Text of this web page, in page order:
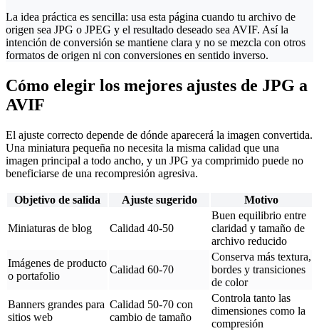
La idea práctica es sencilla: usa esta página cuando tu archivo de
origen sea JPG o JPEG y el resultado deseado sea AVIF. Así la
intención de conversión se mantiene clara y no se mezcla con otros
formatos de origen ni con conversiones en sentido inverso.
Cómo elegir los mejores ajustes de JPG a
AVIF
El ajuste correcto depende de dónde aparecerá la imagen convertida.
Una miniatura pequeña no necesita la misma calidad que una
imagen principal a todo ancho, y un JPG ya comprimido puede no
beneficiarse de una recompresión agresiva.
Objetivo de salida Ajuste sugerido Motivo
Miniaturas de blog Calidad 40-50
Buen equilibrio entre
claridad y tamaño de
archivo reducido
Imágenes de producto
o portafolio
Calidad 60-70
Conserva más textura,
bordes y transiciones
de color
Banners grandes para
sitios web
Calidad 50-70 con
cambio de tamaño
Controla tanto las
dimensiones como la
compresión